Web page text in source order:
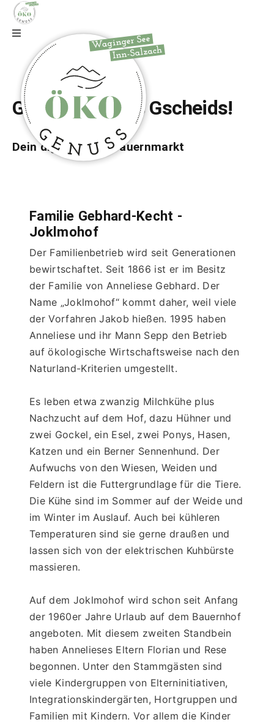
Zur Webseite
Gfrei di auf wos Gscheids!
Dein digitaler Bio-Bauernmarkt
Familie Gebhard-Kecht -
Joklmohof
Der Familienbetrieb wird seit Generationen
bewirtschaftet. Seit 1866 ist er im Besitz
der Familie von Anneliese Gebhard. Der
Name „Joklmohof“ kommt daher, weil viele
der Vorfahren Jakob hießen. 1995 haben
Anneliese und ihr Mann Sepp den Betrieb
auf ökologische Wirtschaftsweise nach den
Naturland-Kriterien umgestellt.
Es leben etwa zwanzig Milchkühe plus
Nachzucht auf dem Hof, dazu Hühner und
zwei Gockel, ein Esel, zwei Ponys, Hasen,
Katzen und ein Berner Sennenhund. Der
Aufwuchs von den Wiesen, Weiden und
Feldern ist die Futtergrundlage für die Tiere.
Die Kühe sind im Sommer auf der Weide und
im Winter im Auslauf. Auch bei kühleren
Temperaturen sind sie gerne draußen und
lassen sich von der elektrischen Kuhbürste
massieren.
Auf dem Joklmohof wird schon seit Anfang
der 1960er Jahre Urlaub auf dem Bauernhof
angeboten. Mit diesem zweiten Standbein
haben Annelieses Eltern Florian und Rese
begonnen. Unter den Stammgästen sind
viele Kindergruppen von Elterninitiativen,
Integrationskindergärten, Hortgruppen und
Familien mit Kindern. Vor allem die Kinder